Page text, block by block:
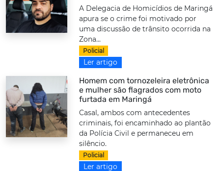
A Delegacia de Homicídios de Maringá
apura se o crime foi motivado por
uma discussão de trânsito ocorrida na
Zona...
Policial
Ler artigo
Homem com tornozeleira eletrônica
e mulher são flagrados com moto
furtada em Maringá
Casal, ambos com antecedentes
criminais, foi encaminhado ao plantão
da Polícia Civil e permaneceu em
silêncio.
Policial
Ler artigo